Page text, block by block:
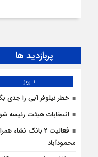
پربازدید ها
1 روز
خطر نیلوفر آبی را جدی
انتخابات هیئت رئیسه
محمودآباد